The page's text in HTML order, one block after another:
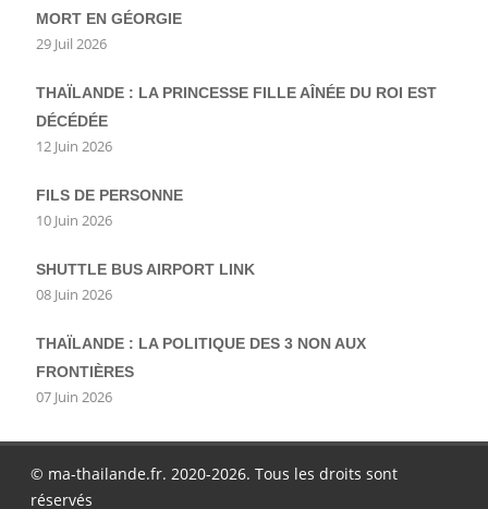
MORT EN GÉORGIE
29 Juil 2026
THAÏLANDE : LA PRINCESSE FILLE AÎNÉE DU ROI EST
DÉCÉDÉE
12 Juin 2026
FILS DE PERSONNE
10 Juin 2026
SHUTTLE BUS AIRPORT LINK
08 Juin 2026
THAÏLANDE : LA POLITIQUE DES 3 NON AUX
FRONTIÈRES
07 Juin 2026
© ma-thailande.fr. 2020-2026. Tous les droits sont
réservés